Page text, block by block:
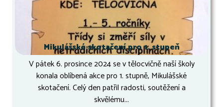
Mikulášské skotačení pro 1. stupeň
V pátek 6. prosince 2024 se v tělocvičně naší školy
konala oblíbená akce pro 1. stupně, Mikulášské
skotačení. Celý den patřil radosti, soutěžení a
skvělému...